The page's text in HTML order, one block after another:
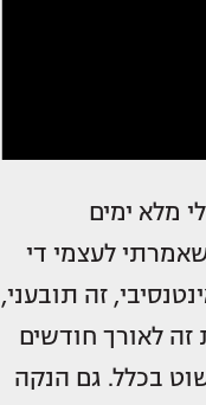
מלא ימים
לעצמי די
זה תובעני,
לאורך חודשים
בכלל. גם הנקה